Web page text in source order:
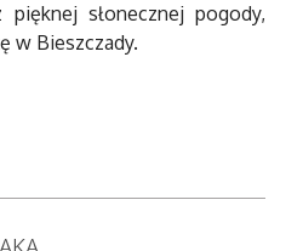
słonecznej pogody,
w Bieszczady.